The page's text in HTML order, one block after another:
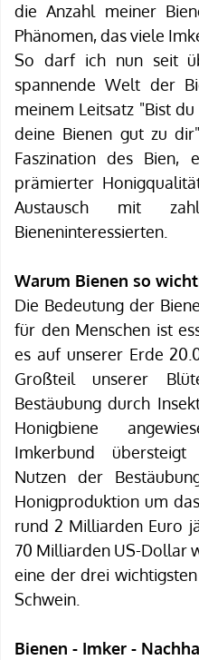
die Anzahl meiner
Phänomen, das viele
So darf ich nun seit
spannende Welt der
meinem Leitsatz "Bist
deine Bienen gut zu
Faszination des Bien,
prämierter
Austausch mit
Bieneninteressierten.
Warum Bienen so
Die Bedeutung der
für den Menschen ist
es auf unserer Erde
Großteil unserer
Bestäubung durch
Honigbiene
Imkerbund
Nutzen der
Honigproduktion um
rund 2 Milliarden Euro
70 Milliarden US-Dollar
eine der drei
Schwein.
Bienen - Imker -